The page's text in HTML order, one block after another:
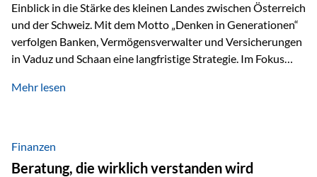
Einblick in die Stärke des kleinen Landes zwischen Österreich
und der Schweiz. Mit dem Motto „Denken in Generationen“
verfolgen Banken, Vermögensverwalter und Versicherungen
in Vaduz und Schaan eine langfristige Strategie. Im Fokus
Marktzugang Liechtenstein hat sich in den letzten Jahren zu
verfügbaren Kennzahlen (Stand Ende 2024, veröffentlicht
2025/2026)…
Mehr lesen
Finanzen
Beratung, die wirklich verstanden wird